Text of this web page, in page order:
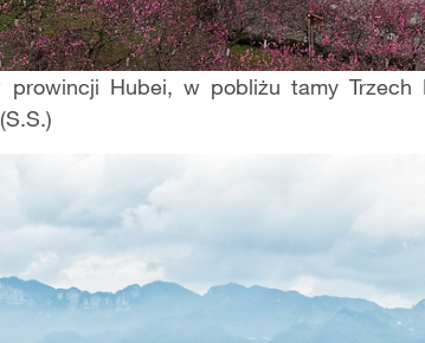
Hubei, w pobliżu tamy Trzech